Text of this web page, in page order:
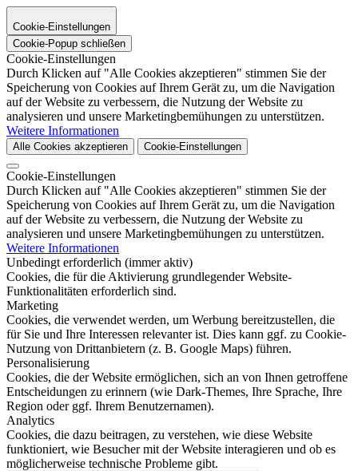
Cookie-Einstellungen
Cookie-Popup schließen
Cookie-Einstellungen
Durch Klicken auf "Alle Cookies akzeptieren" stimmen Sie der
Speicherung von Cookies auf Ihrem Gerät zu, um die Navigation
auf der Website zu verbessern, die Nutzung der Website zu
analysieren und unsere Marketingbemühungen zu unterstützen.
Weitere Informationen
Alle Cookies akzeptieren Cookie-Einstellungen
Cookie-Einstellungen
Durch Klicken auf "Alle Cookies akzeptieren" stimmen Sie der
Speicherung von Cookies auf Ihrem Gerät zu, um die Navigation
auf der Website zu verbessern, die Nutzung der Website zu
analysieren und unsere Marketingbemühungen zu unterstützen.
Weitere Informationen
Unbedingt erforderlich (immer aktiv)
Cookies, die für die Aktivierung grundlegender Website-
Funktionalitäten erforderlich sind.
Marketing
Cookies, die verwendet werden, um Werbung bereitzustellen, die
für Sie und Ihre Interessen relevanter ist. Dies kann ggf. zu Cookie-
Nutzung von Drittanbietern (z. B. Google Maps) führen.
Personalisierung
Cookies, die der Website ermöglichen, sich an von Ihnen getroffene
Entscheidungen zu erinnern (wie Dark-Themes, Ihre Sprache, Ihre
Region oder ggf. Ihrem Benutzernamen).
Analytics
Cookies, die dazu beitragen, zu verstehen, wie diese Website
funktioniert, wie Besucher mit der Website interagieren und ob es
möglicherweise technische Probleme gibt.